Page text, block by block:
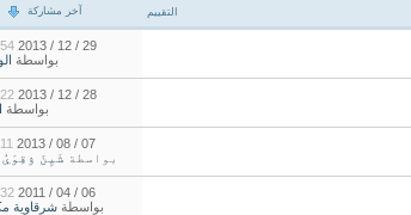
التقييم آخر مشاركة
29 / 12 / 2013
54 : 09 PM
بواسطة
28 / 12 / 2013
22 : 05 PM
بواسطة
07 / 08 / 2013
11 : 02 AM
بواسطة شَيِنّ ۉقِوَيُ ۶ـيِنٌ
06 / 04 / 2011
32 : 03 AM
بواسطة شرقاوية